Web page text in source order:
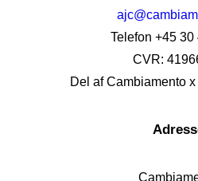
Telefon +45 30
CVR:
Del af Cambiamento